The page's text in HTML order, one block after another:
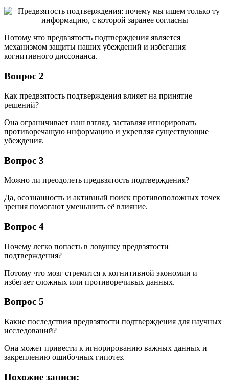
Потому что предвзятость подтверждения является
механизмом защиты наших убеждений и избегания
когнитивного диссонанса.
Вопрос 2
Как предвзятость подтверждения влияет на принятие
решений?
Она ограничивает наш взгляд, заставляя игнорировать
противоречащую информацию и укрепляя существующие
убеждения.
Вопрос 3
Можно ли преодолеть предвзятость подтверждения?
Да, осознанность и активный поиск противоположных точек
зрения помогают уменьшить её влияние.
Вопрос 4
Почему легко попасть в ловушку предвзятости
подтверждения?
Потому что мозг стремится к когнитивной экономии и
избегает сложных или противоречивых данных.
Вопрос 5
Какие последствия предвзятости подтверждения для научных
исследований?
Она может привести к игнорированию важных данных и
закреплению ошибочных гипотез.
Похожие записи: